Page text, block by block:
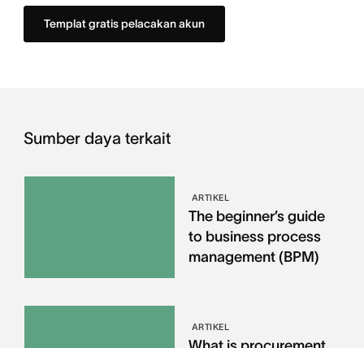
Templat gratis pelacakan akun
Sumber daya terkait
ARTIKEL
The beginner’s guide
to business process
management (BPM)
ARTIKEL